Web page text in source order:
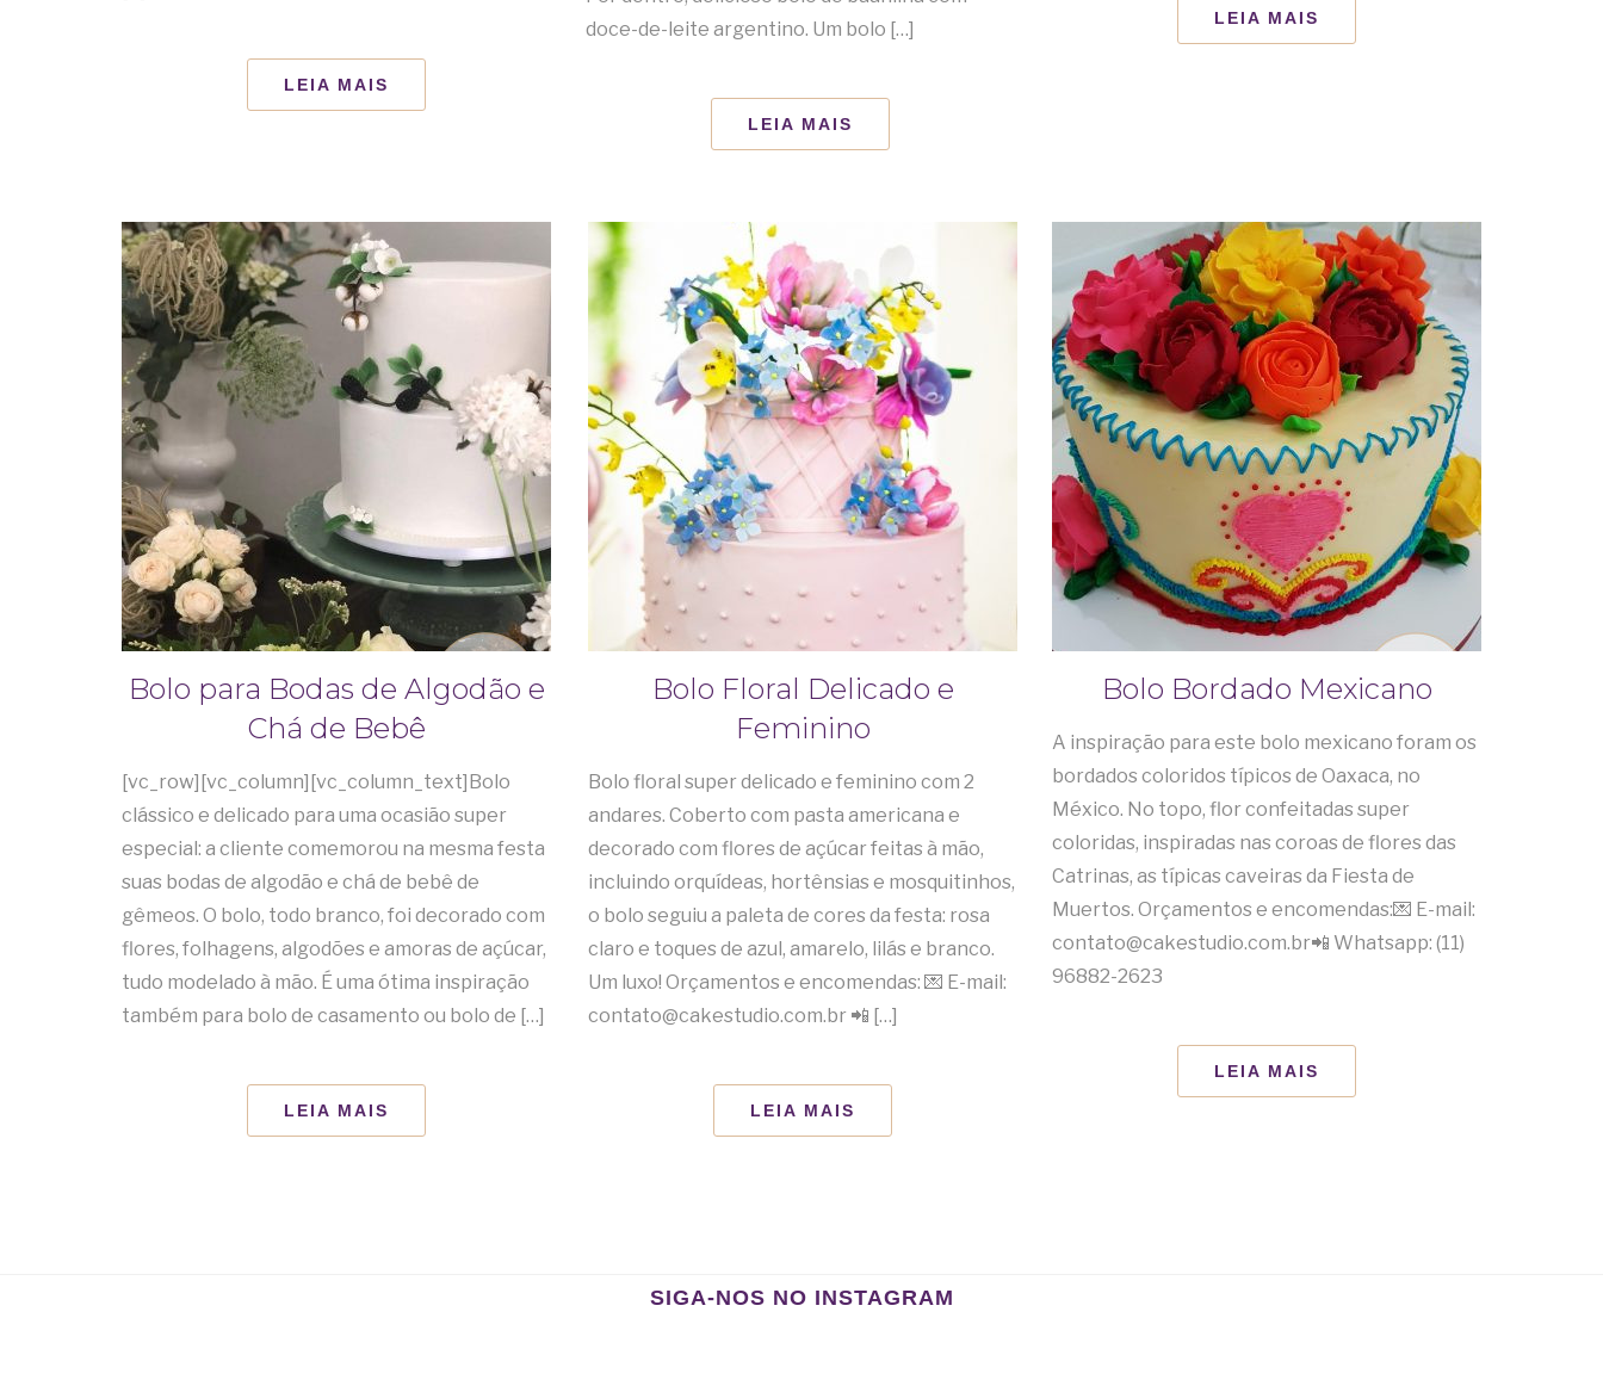
LEIA MAIS
doce-de-leite argentino. Um bolo […]
LEIA MAIS
LEIA MAIS
Bolo para Bodas de Algodão e
Chá de Bebê
[vc_row][vc_column][vc_column_text]Bolo
clássico e delicado para uma ocasião super
especial: a cliente comemorou na mesma festa
suas bodas de algodão e chá de bebê de
gêmeos. O bolo, todo branco, foi decorado com
flores, folhagens, algodões e amoras de açúcar,
tudo modelado à mão. É uma ótima inspiração
também para bolo de casamento ou bolo de […]
LEIA MAIS
Bolo Floral Delicado e
Feminino
Bolo floral super delicado e feminino com 2
andares. Coberto com pasta americana e
decorado com flores de açúcar feitas à mão,
incluindo orquídeas, hortênsias e mosquitinhos,
o bolo seguiu a paleta de cores da festa: rosa
claro e toques de azul, amarelo, lilás e branco.
Um luxo! Orçamentos e encomendas: 💌 E-mail:
contato@cakestudio.com.br 📲 […]
LEIA MAIS
Bolo Bordado Mexicano
A inspiração para este bolo mexicano foram os
bordados coloridos típicos de Oaxaca, no
México. No topo, flor confeitadas super
coloridas, inspiradas nas coroas de flores das
Catrinas, as típicas caveiras da Fiesta de
Muertos. Orçamentos e encomendas:💌 E-mail:
contato@cakestudio.com.br📲 Whatsapp: (11)
96882-2623
LEIA MAIS
SIGA-NOS NO INSTAGRAM